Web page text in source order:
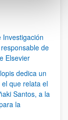
Investigación
de
Elsevier
dedica un
que relata el
Santos, a la
la